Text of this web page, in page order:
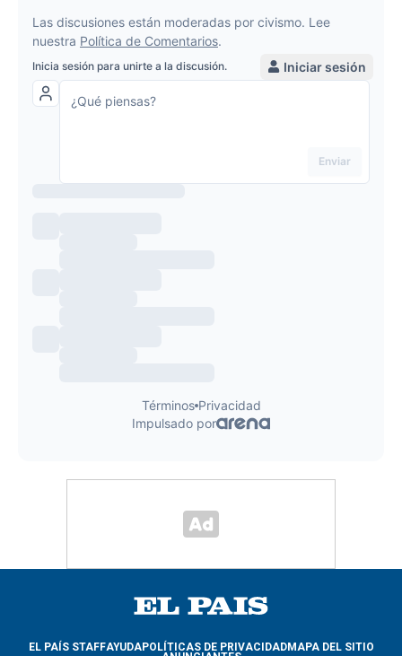
EL PAÍS STAFFAYUDAPOLÍTICAS DE PRIVACIDADMAPA DEL SITIO